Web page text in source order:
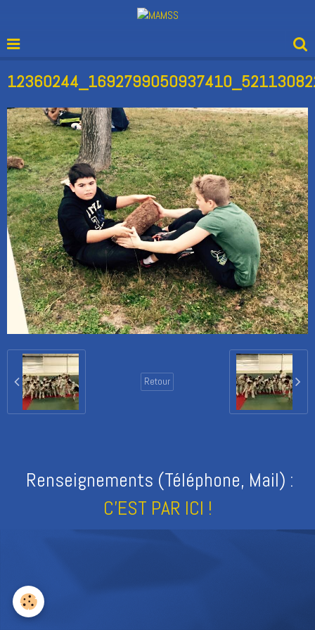
Retour
Renseignements (Téléphone, Mail) :
C'EST PAR ICI !